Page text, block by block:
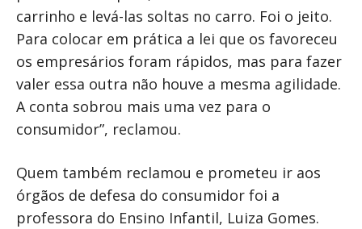
carrinho e levá-las soltas no carro. Foi o jeito.
Para colocar em prática a lei que os favoreceu
os empresários foram rápidos, mas para fazer
valer essa outra não houve a mesma agilidade.
A conta sobrou mais uma vez para o
consumidor”, reclamou.
Quem também reclamou e prometeu ir aos
órgãos de defesa do consumidor foi a
professora do Ensino Infantil, Luiza Gomes.